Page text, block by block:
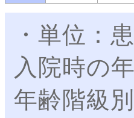
・単位：
入院時の
年齢階級